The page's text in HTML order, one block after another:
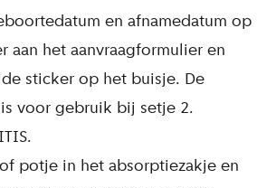
en afnamedatum op
aan het aanvraagformulier en
sticker op het buisje. De
voor gebruik bij setje 2.
potje in het absorptiezakje en